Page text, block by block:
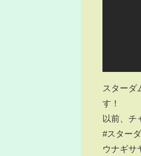
スターダ
す！
以前、チ
#スター
ウナギサ